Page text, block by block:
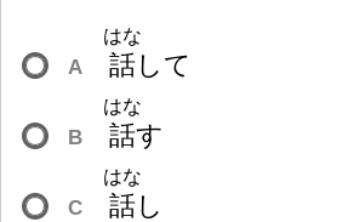
A 話
はな
して
B 話
はな
す
C 話
はな
し